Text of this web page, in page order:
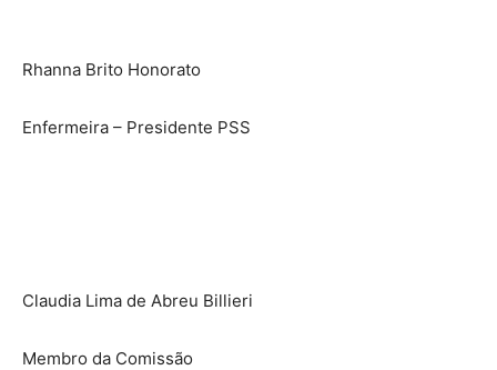
Rhanna Brito Honorato
Enfermeira – Presidente PSS
Claudia Lima de Abreu Billieri
Membro da Comissão